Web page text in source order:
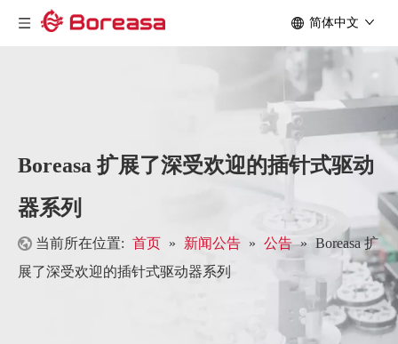
简体中文
Boreasa 扩展了深受欢迎的插针式驱动
器系列
当前所在位置: 首页 » 新闻公告 » 公告 » Boreasa 扩
展了深受欢迎的插针式驱动器系列